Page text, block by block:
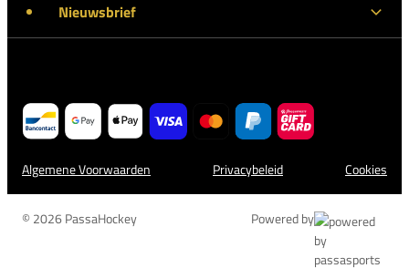
Nieuwsbrief
Algemene Voorwaarden Privacybeleid Cookies
© 2026 PassaHockey Powered by